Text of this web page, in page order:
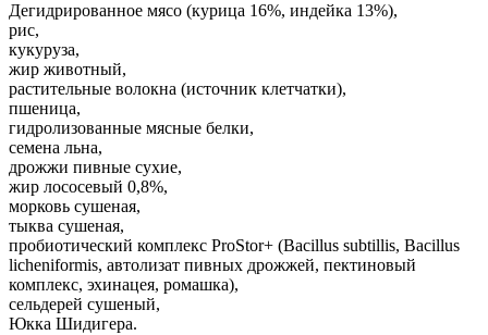
Дегидрированное мясо (курица 16%, индейка 13%),
рис,
кукуруза,
жир животный,
растительные волокна (источник клетчатки),
пшеница,
гидролизованные мясные белки,
семена льна,
дрожжи пивные сухие,
жир лососевый 0,8%,
морковь сушеная,
тыква сушеная,
пробиотический комплекс ProStor+ (Bacillus subtillis, Bacillus
licheniformis, автолизат пивных дрожжей, пектиновый
комплекс, эхинацея, ромашка),
сельдерей сушеный,
Юкка Шидигера.